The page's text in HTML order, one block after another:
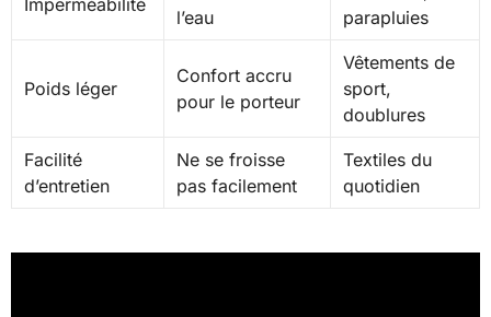
Imperméabilité
l’eau
parapluies
Poids léger
Confort accru
pour le porteur
Vêtements de
sport,
doublures
Facilité
d’entretien
Ne se froisse
pas facilement
Textiles du
quotidien